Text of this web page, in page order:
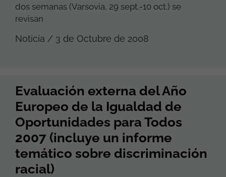
dos semanas (Varsovia, 29 sept.-10 oct.) se
revisan
Noticia / 3 de Octubre de 2008
Evaluación externa del Año
Europeo de la Igualdad de
Oportunidades para Todos
2007 (incluye un informe
temático sobre discriminación
racial)